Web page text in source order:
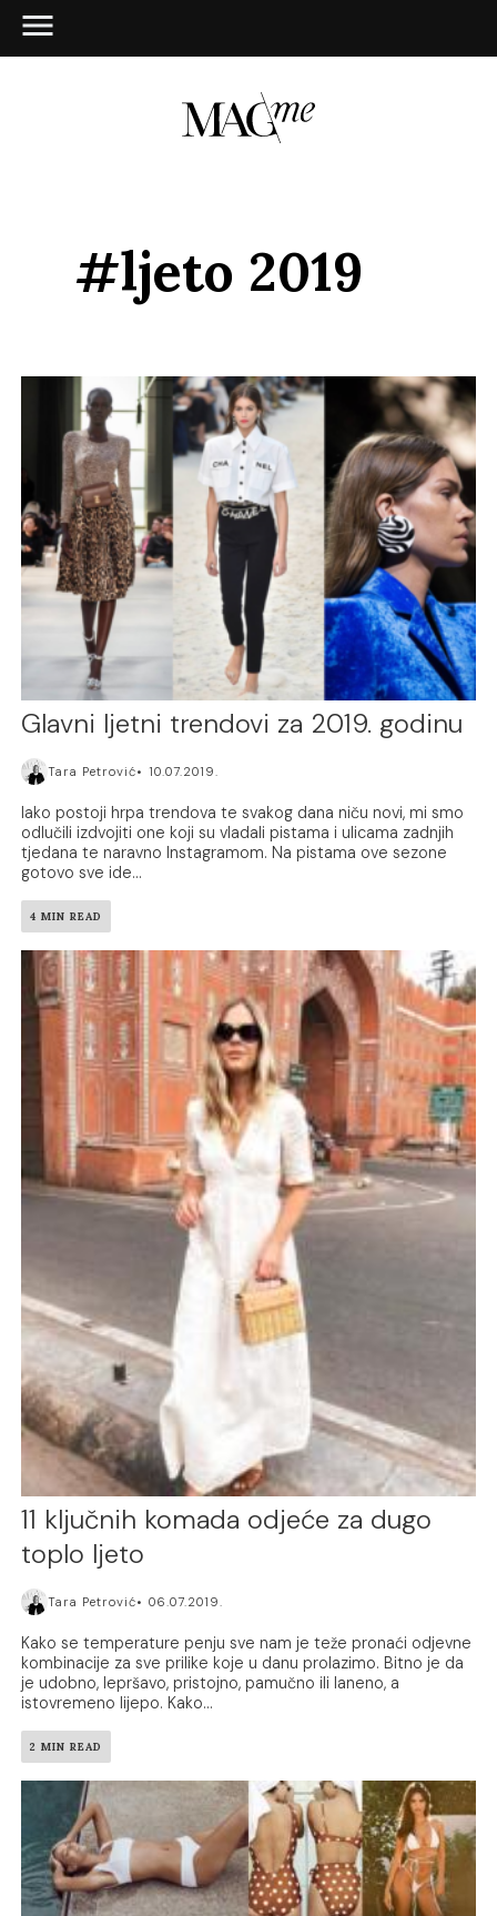
#ljeto 2019
Glavni ljetni trendovi za 2019. godinu
Tara Petrović 10.07.2019.
Iako postoji hrpa trendova te svakog dana niču novi, mi smo
odlučili izdvojiti one koji su vladali pistama i ulicama zadnjih
tjedana te naravno Instagramom. Na pistama ove sezone
gotovo sve ide...
4 MIN READ
11 ključnih komada odjeće za dugo
toplo ljeto
Tara Petrović 06.07.2019.
Kako se temperature penju sve nam je teže pronaći odjevne
kombinacije za sve prilike koje u danu prolazimo. Bitno je da
je udobno, lepršavo, pristojno, pamučno ili laneno, a
istovremeno lijepo. Kako...
2 MIN READ